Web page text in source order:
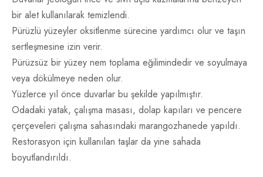
bir alet kullanılarak temizlendi.
Pürüzlü yüzeyler oksitlenme sürecine yardımcı olur ve taşın
sertleşmesine izin verir.
Pürüzsüz bir yüzey nem toplama eğilimindedir ve soyulmaya
veya dökülmeye neden olur.
Yüzlerce yıl önce duvarlar bu şekilde yapılmıştır.
Odadaki yatak, çalışma masası, dolap kapıları ve pencere
çerçeveleri çalışma sahasındaki marangozhanede yapıldı.
Restorasyon için kullanılan taşlar da yine sahada
boyutlandırıldı.